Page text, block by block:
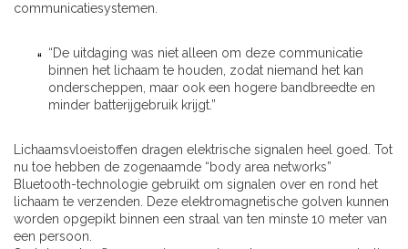
communicatiesystemen.
“De uitdaging was niet alleen om deze communicatie
binnen het lichaam te houden, zodat niemand het kan
onderscheppen, maar ook een hogere bandbreedte en
minder batterijgebruik krijgt.”
Lichaamsvloeistoffen dragen elektrische signalen heel goed. Tot
nu toe hebben de zogenaamde “body area networks”
Bluetooth-technologie gebruikt om signalen over en rond het
lichaam te verzenden. Deze elektromagnetische golven kunnen
worden opgepikt binnen een straal van ten minste 10 meter van
een persoon.